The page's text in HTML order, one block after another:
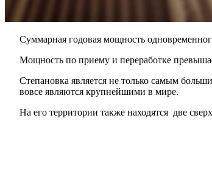
Суммарная годовая мощность
Мощность по приему и переработке
Степановка является не только самым
вовсе являются крупнейшими в мире.
На его территории также находятся две